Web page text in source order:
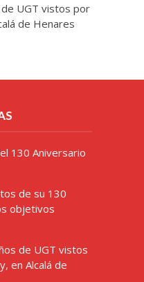
UGT vistos por
de Henares
130 Aniversario
de su 130
objetivos
de UGT vistos
en Alcalá de